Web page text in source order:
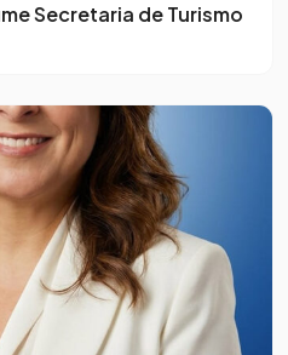
Secretaria de Turismo